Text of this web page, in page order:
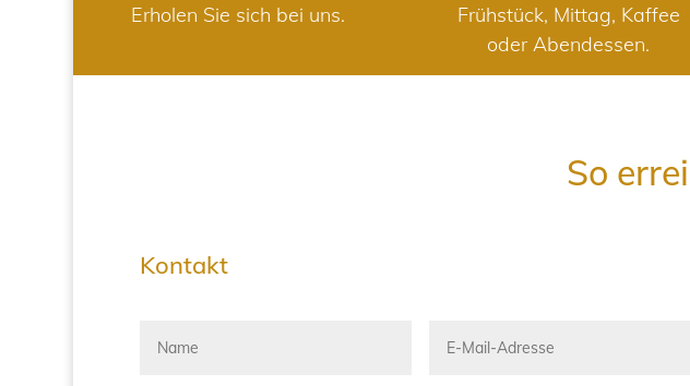
Erholen Sie sich bei uns.
Frühstück, Mittag, Kaffee
oder Abendessen.
So
Kontakt